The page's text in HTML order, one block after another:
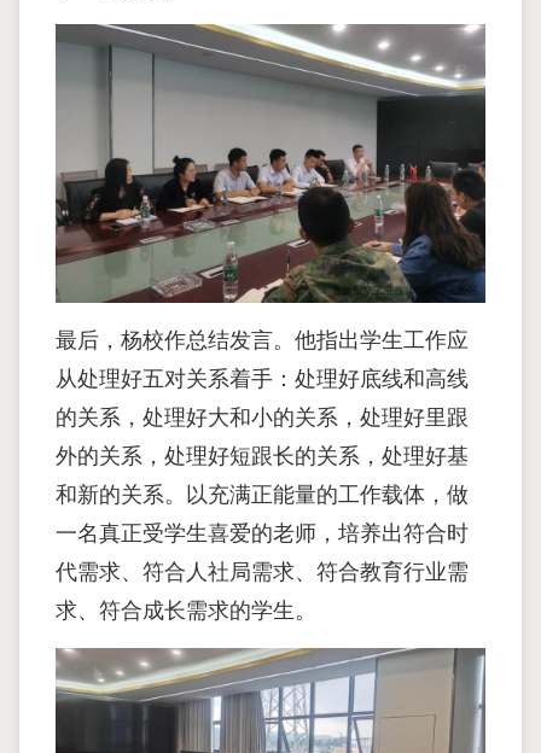
最后，杨校作总结发言。他指出学生工作应
从处理好五对关系着手：处理好底线和高线
的关系，处理好大和小的关系，处理好里跟
外的关系，处理好短跟长的关系，处理好基
和新的关系。以充满正能量的工作载体，做
一名真正受学生喜爱的老师，培养出符合时
代需求、符合人社局需求、符合教育行业需
求、符合成长需求的学生。